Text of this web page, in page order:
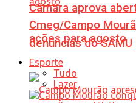
Câmara aprova
denúncias do SAMU
Cmeg/Campo
ações para agosto
Esporte
Tudo
Lazer